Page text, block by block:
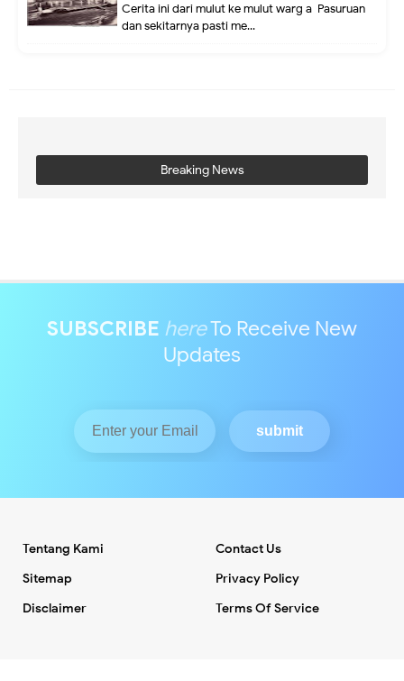
Cerita ini dari mulut ke mulut warg a Pasuruan
dan sekitarnya pasti me...
Breaking News
SUBSCRIBE hereTo Receive New
Updates
Tentang Kami
Contact Us
Sitemap
Privacy Policy
Disclaimer
Terms Of Service